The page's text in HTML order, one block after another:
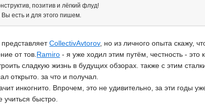
позитив и лёгкий флуд!
есть и для этого пишем.
CollectivAvtorov, но из личного опыта скажу,
от тов. Ramiro - я уже ходил этим путём, честность - это
сладкую жизнь в будущих обзорах. также с этим
открыто. за что и получал.
инкогнито. Впрочем, это не удивительно, за эти годы
учиться быстро.